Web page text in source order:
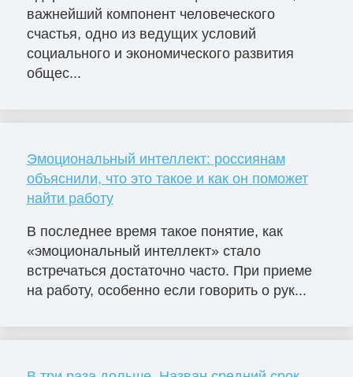
важнейший компонент человеческого
счастья, одно из ведущих условий
социального и экономического развития
общес...
Эмоциональный интеллект: россиянам
объяснили, что это такое и как он поможет
найти работу
В последнее время такое понятие, как
«эмоциональный интеллект» стало
встречаться достаточно часто. При приеме
на работу, особенно если говорить о рук...